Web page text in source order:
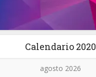
Calendario 2020
agosto 2026